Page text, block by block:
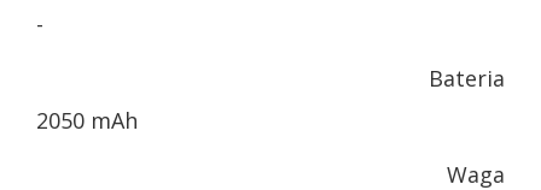
-
Bateria
2050 mAh
Waga